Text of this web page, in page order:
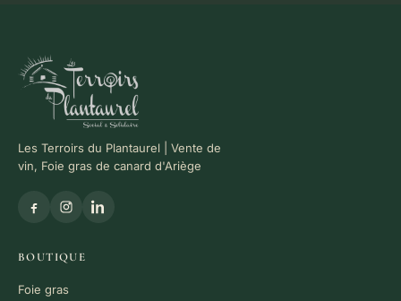
Les Terroirs du Plantaurel | Vente de
vin, Foie gras de canard d'Ariège
BOUTIQUE
Foie gras